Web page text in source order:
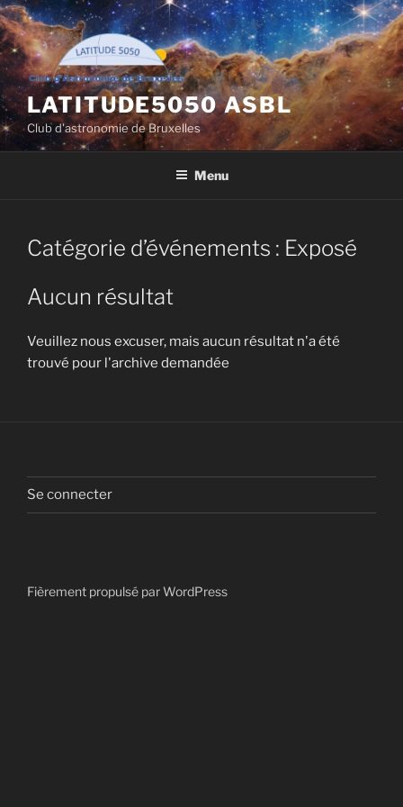
Aller
au
contenu
principal
LATITUDE5050 ASBL
Club d'astronomie de Bruxelles
Menu
Catégorie d’événements : Exposé
Aucun résultat
Veuillez nous excuser, mais aucun résultat n'a été
trouvé pour l'archive demandée
Se connecter
Fièrement propulsé par WordPress